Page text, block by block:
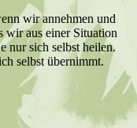
wir annehmen und
wir aus einer Situation
nur sich selbst heilen.
selbst übernimmt.